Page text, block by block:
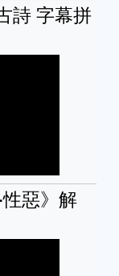
詩 字幕拼
惡》解